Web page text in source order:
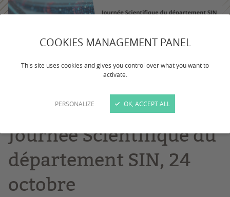
COOKIES MANAGEMENT PANEL
This site uses cookies and gives you control over what you want to
activate.
PERSONALIZE OK, ACCEPT ALL
Journée Scientifique du
département SIN, 24
octobre